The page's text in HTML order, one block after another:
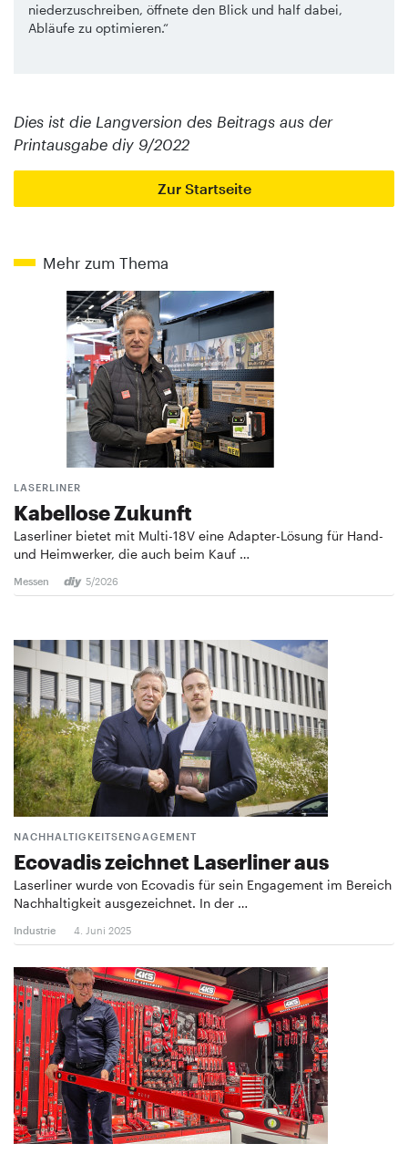
niederzuschreiben, öffnete den Blick und half dabei,
Abläufe zu optimieren.“
Dies ist die Langversion des Beitrags aus der
Printausgabe diy 9/2022
Zur Startseite
Mehr zum Thema
LASERLINER
Kabellose Zukunft
Laserliner bietet mit Multi-18V eine Adapter-Lösung für Hand-
und Heimwerker, die auch beim Kauf …
Messen 5/2026
NACHHALTIGKEITSENGAGEMENT
Ecovadis zeichnet Laserliner aus
Laserliner wurde von Ecovadis für sein Engagement im Bereich
Nachhaltigkeit ausgezeichnet. In der …
Industrie 4. Juni 2025